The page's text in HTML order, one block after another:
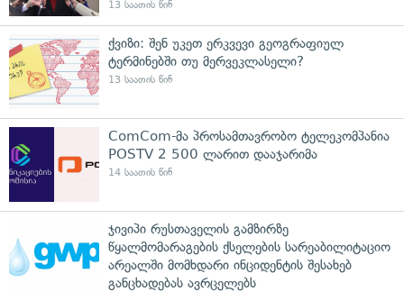
13 საათის წინ
ქვიზი: შენ უკეთ ერკვევი გეოგრაფიულ
ტერმინებში თუ მერვეკლასელი?
13 საათის წინ
ComCom-მა პროსამთავრობო ტელეკომპანია
POSTV 2 500 ლარით დააჯარიმა
14 საათის წინ
ჯივიპი რუსთაველის გამზირზე
წყალმომარაგების ქსელების სარეაბილიტაციო
არეალში მომხდარი ინციდენტის შესახებ
განცხადებას ავრცელებს